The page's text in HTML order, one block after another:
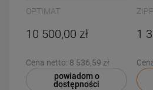
OPTIMAT
10 500,00 zł
Cena netto: 8 536,59 zł
powiadom o
dostępności
1